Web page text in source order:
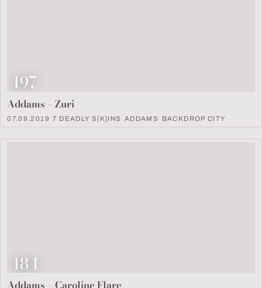
Look Nummer
197
Addams – Zuri
07.09.2019 ·7 DEADLY S[K]INS ADDAMS BACKDROP CITY
Look Nummer
184